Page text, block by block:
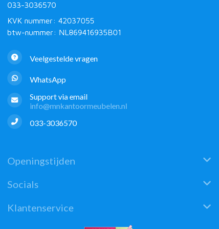
033-3036570
KVK nummer: 42037055
btw-nummer: NL869416935B01
Veelgestelde vragen
WhatsApp
Support via email
info@mnkantoormeubelen.nl
033-3036570
Openingstijden
Socials
Klantenservice